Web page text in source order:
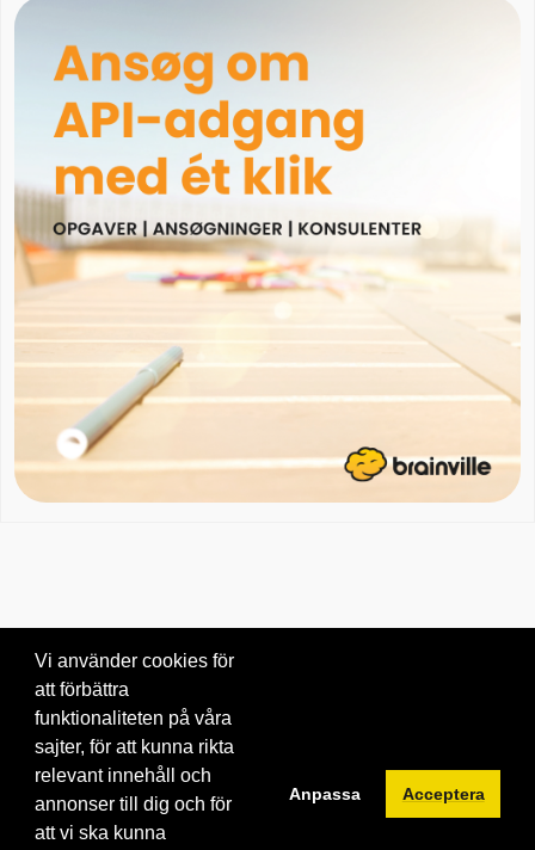
© 2026 Brainville AB. |Villkor för tjänsten
Byt språk:
Vi använder cookies för
att förbättra
funktionaliteten på våra
sajter, för att kunna rikta
relevant innehåll och
annonser till dig och för
att vi ska kunna
Anpassa Acceptera